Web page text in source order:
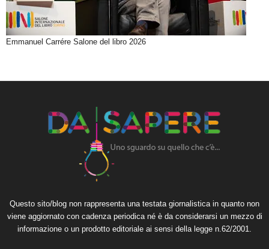
Emmanuel Carrére Salone del libro 2026
Questo sito/blog non rappresenta una testata giornalistica in quanto non
viene aggiornato con cadenza periodica né è da considerarsi un mezzo di
informazione o un prodotto editoriale ai sensi della legge n.62/2001.